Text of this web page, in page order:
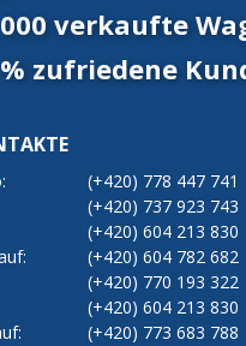
verkaufte
zufriedene
(+420) 778 447 741
(+420) 737 923 743
(+420) 604 213 830
(+420) 604 782 682
(+420) 770 193 322
(+420) 604 213 830
(+420) 773 683 788